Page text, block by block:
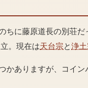
ちに藤原道長の別荘だ
。現在は天台宗と浄
かありますが、コイ